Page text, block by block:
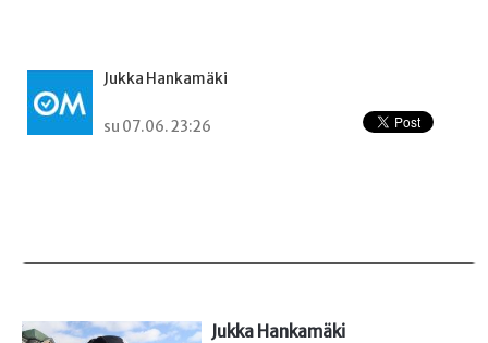
Jukka Hankamäki
su 07.06. 23:26
Jukka Hankamäki